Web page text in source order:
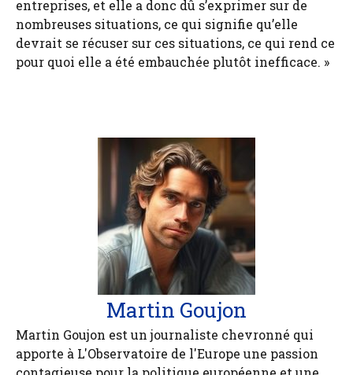
entreprises, et elle a donc dû s’exprimer sur de
nombreuses situations, ce qui signifie qu’elle
devrait se récuser sur ces situations, ce qui rend ce
pour quoi elle a été embauchée plutôt inefficace. »
Martin Goujon
Martin Goujon est un journaliste chevronné qui
apporte à L'Observatoire de l'Europe une passion